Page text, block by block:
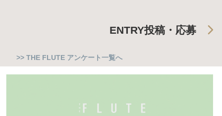
ENTRY投稿・応募
>> THE FLUTE アンケート一覧へ